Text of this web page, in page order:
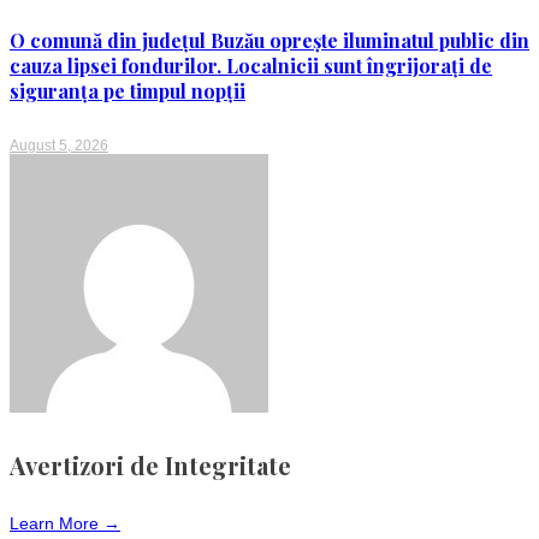
O comună din județul Buzău oprește iluminatul public din
cauza lipsei fondurilor. Localnicii sunt îngrijorați de
siguranța pe timpul nopții
August 5, 2026
Avertizori de Integritate
Learn More →